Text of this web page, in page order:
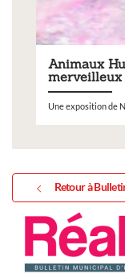
Animaux
merveilleux
Une exposition de
Retour à